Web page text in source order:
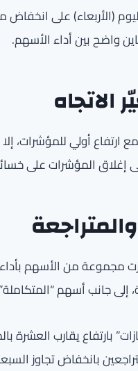
(الأربعاء) على
واضح بين أداء الأسهم.
أولي للمؤشرات، إلا
إغلاق المؤشرات على
مجموعة من الأسهم
إلى جانب أسهم
بارتفاع يقارب العشرة
بانخفاض تجاوز